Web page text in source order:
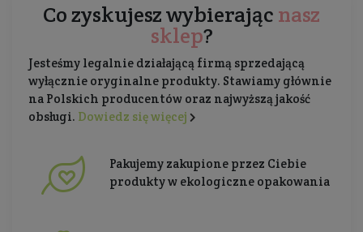
Co zyskujesz wybierając nasz
sklep?
Jesteśmy legalnie działającą firmą sprzedającą
wyłącznie oryginalne produkty. Stawiamy głównie
na Polskich producentów oraz najwyższą jakość
obsługi. Dowiedz się więcej
Pakujemy zakupione przez Ciebie
produkty w ekologiczne opakowania